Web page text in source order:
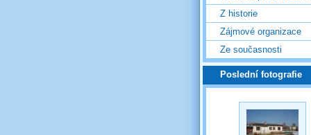
Z historie
Zájmové organizace
Ze současnosti
Poslední fotografie